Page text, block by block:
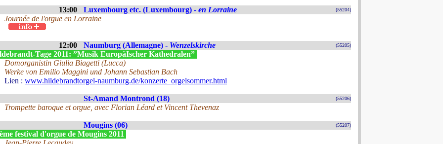
13:00 Luxembourg etc. (Luxembourg) - en Lorraine (55204)
Journée de l'orgue en Lorraine
12:00 Naumburg (Allemagne) - Wenzelskirche (55205)
Tage 2011: ”Musik EuropäIscher Kathedralen”
Domorganistin Giulia Biagetti (Lucca)
Werke von Emilio Maggini und Johann Sebastian Bach
Lien : www.hildebrandtorgel-naumburg.de/konzerte_orgelsommer.html
St-Amand Montrond (18) (55206)
Trompette baroque et orgue, avec Florian Léard et Vincent Thevenaz
Mougins (06) (55207)
festival d'orgue de Mougins 2011